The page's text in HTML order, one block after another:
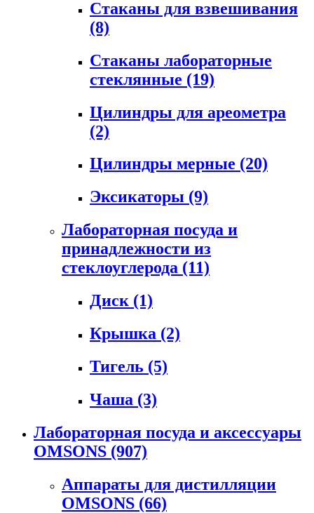
Стаканы для взвешивания
(8)
Стаканы лабораторные
стеклянные (19)
Цилиндры для ареометра
(2)
Цилиндры мерные (20)
Эксикаторы (9)
Лабораторная посуда и
принадлежности из
стеклоуглерода (11)
Диск (1)
Крышка (2)
Тигель (5)
Чаша (3)
Лабораторная посуда и аксессуары
OMSONS (907)
Аппараты для дистилляции
OMSONS (66)